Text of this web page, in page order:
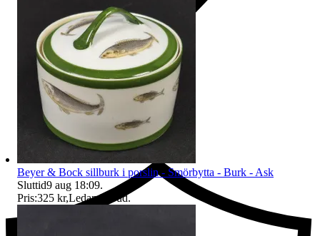
Ersättning om du inte får din vara
Beyer & Bock sillburk i porslin - Smörbytta - Burk - Ask
Sluttid9 aug 18:09.
Pris:325 kr,Ledande bud.